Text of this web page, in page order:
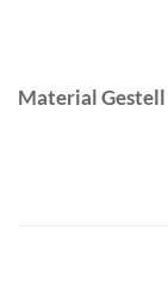
Material Gestell